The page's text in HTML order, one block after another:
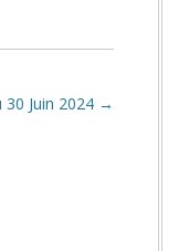
30 Juin 2024 →